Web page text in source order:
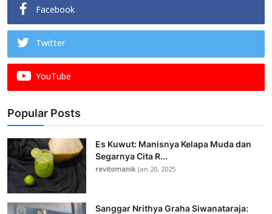
Facebook
Twitter
YouTube
Popular Posts
Es Kuwut: Manisnya Kelapa Muda dan
Segarnya Cita R...
revitomanikJan 20, 2025
Sanggar Nrithya Graha Siwanataraja: